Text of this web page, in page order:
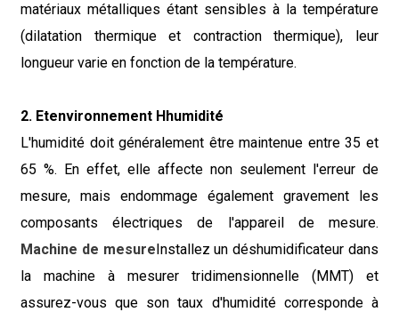
matériaux métalliques étant sensibles à la température
(dilatation thermique et contraction thermique), leur
longueur varie en fonction de la température.
2. Etenvironnement H humidité
L'humidité doit généralement être maintenue entre 35 et
65 %. En effet, elle affecte non seulement l'erreur de
mesure, mais endommage également gravement les
composants électriques de l'appareil de mesure.
Machine de mesure Installez un déshumidificateur dans
la machine à mesurer tridimensionnelle (MMT) et
assurez-vous que son taux d'humidité corresponde à